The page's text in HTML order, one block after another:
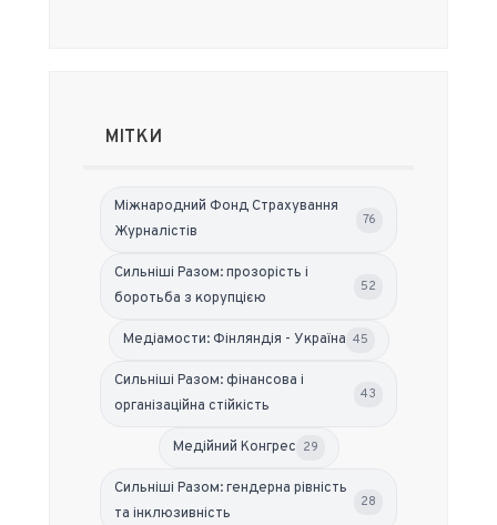
МІТКИ
Міжнародний Фонд Страхування
Журналістів
76
Сильніші Разом: прозорість і
боротьба з корупцією
52
Медіамости: Фінляндія - Україна 45
Сильніші Разом: фінансова і
організаційна стійкість
43
Медійний Конгрес 29
Сильніші Разом: гендерна рівність
та інклюзивність
28